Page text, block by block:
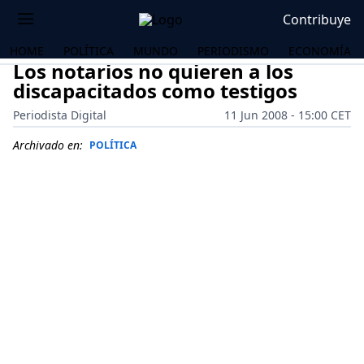
Contribuye
HOME POLÍTICA MUNDO PERIODISMO ECONOMÍA
Los notarios no quieren a los
discapacitados como testigos
Periodista Digital
11 Jun 2008 - 15:00 CET
Archivado en: POLÍTICA